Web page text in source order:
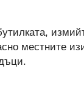
местните